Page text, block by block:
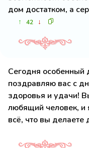
дом достатком, а
↑ 42 ↓
Сегодня особенный
поздравляю вас с
здоровья и удачи!
любящий человек, и
всё, что вы делаете